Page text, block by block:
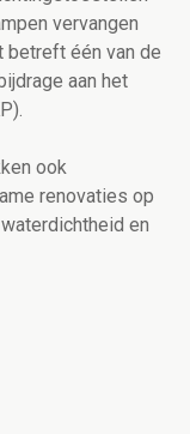
vervangen
betreft één van de
aan het
ook
renovaties op
en